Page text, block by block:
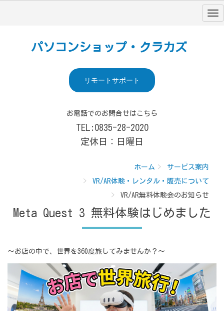
パソコンショップ・クラカズ
リモートサポート
お電話でのお問合せはこちら
TEL:0835-28-2020
定休日：日曜日
ホーム
サービス案内
VR/AR体験・レンタル・販売について
VR/AR無料体験会のお知らせ
Meta Quest 3 無料体験はじめました
〜お店の中で、世界を360度旅してみませんか？〜